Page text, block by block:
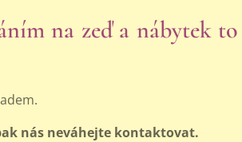
na zeď a nábytek
nás neváhejte kontaktovat.